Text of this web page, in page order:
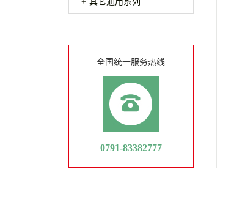
全国统一服务热线
0791-83382777